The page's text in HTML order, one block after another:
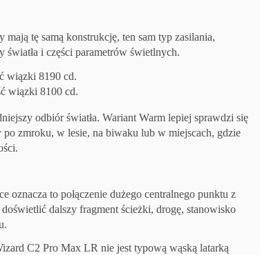
mają tę samą konstrukcję, ten sam typ zasilania,
i części parametrów świetlnych.
wiązki 8190 cd.
wiązki 8100 cd.
odbiór światła. Wariant Warm lepiej sprawdzi się
po zmroku, w lesie, na biwaku lub w miejscach, gdzie
to połączenie dużego centralnego punktu z
dalszy fragment ścieżki, drogę, stanowisko
C2 Pro Max LR nie jest typową wąską latarką